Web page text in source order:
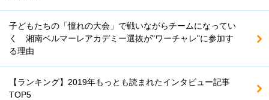
子どもたちの「憧れの大会」で戦いながらチームになってい
く 湘南ベルマーレアカデミー選抜が"ワーチャレ"に参加す
る理由
【ランキング】2019年もっとも読まれたインタビュー記事
TOP5